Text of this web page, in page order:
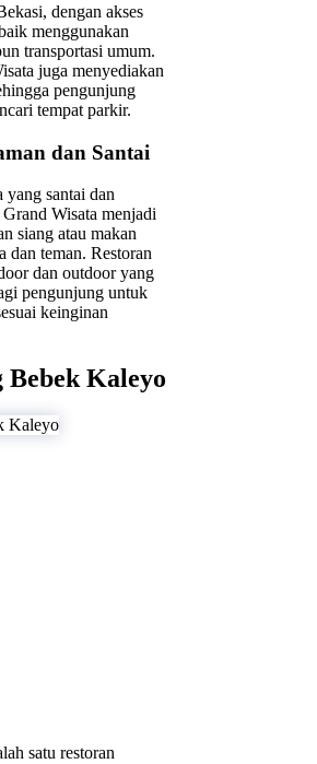
dengan akses
menggunakan
transportasi umum.
juga menyediakan
pengunjung
tempat parkir.
dan Santai
yang santai dan
Wisata menjadi
siang atau makan
dan teman. Restoran
dan outdoor yang
pengunjung untuk
keinginan
Kaleyo
satu restoran